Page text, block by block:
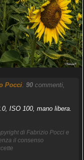
Pocci. 90commenti,
ISO 100, mano libera.
di Fabrizio Pocci e
il consenso